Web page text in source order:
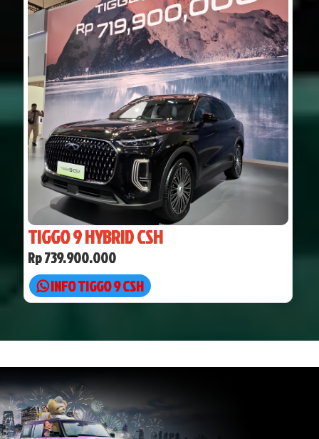
TIGGO 9 HYBRID CSH
Rp 739.900.000
INFO TIGGO 9 CSH